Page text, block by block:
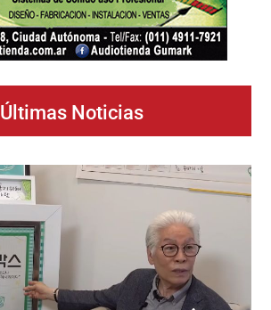
Últimas Noticias